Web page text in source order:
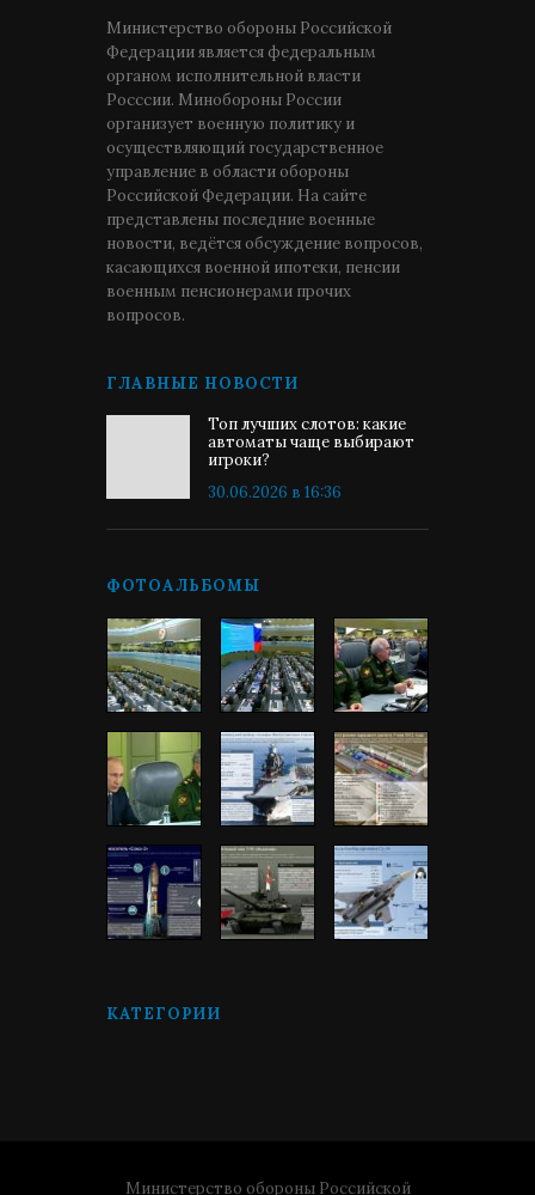
Министерство обороны Российской
Федерации является федеральным
органом исполнительной власти
Росссии. Минобороны России
организует военную политику и
осуществляющий государственное
управление в области обороны
Российской Федерации. На сайте
представлены последние военные
новости, ведётся обсуждение вопросов,
касающихся военной ипотеки, пенсии
военным пенсионерами прочих
вопросов.
ГЛАВНЫЕ НОВОСТИ
Топ лучших слотов: какие
автоматы чаще выбирают
игроки?
30.06.2026 в 16:36
ФОТОАЛЬБОМЫ
КАТЕГОРИИ
Министерство обороны Российской